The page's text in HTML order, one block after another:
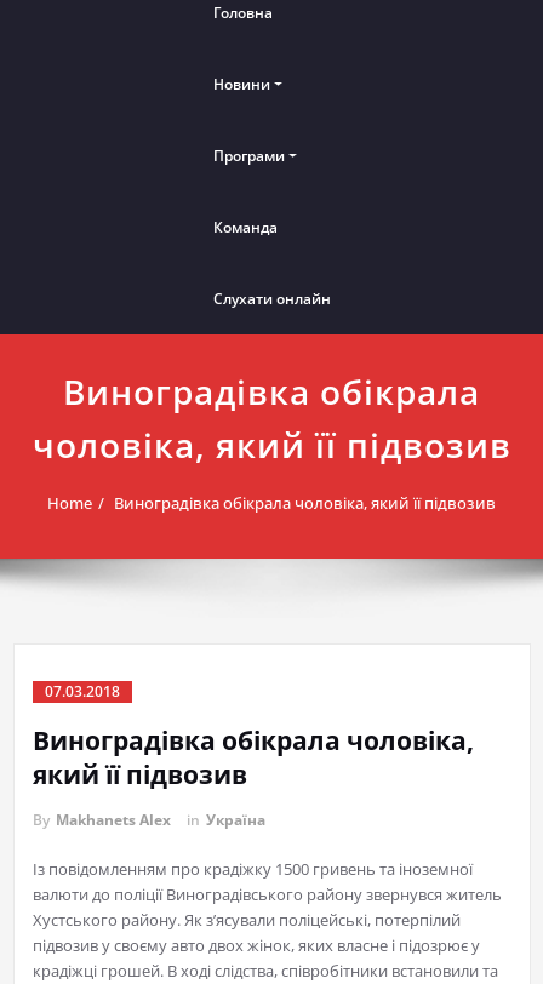
Головна
Новини
Програми
Команда
Слухати онлайн
Виноградівка обікрала
чоловіка, який її підвозив
Home Виноградівка обікрала чоловіка, який її підвозив
07.03.2018
Виноградівка обікрала чоловіка,
який її підвозив
By Makhanets Alex in Україна
Із повідомленням про крадіжку 1500 гривень та іноземної
валюти до поліції Виноградівського району звернувся житель
Хустського району. Як з’ясували поліцейські, потерпілий
підвозив у своєму авто двох жінок, яких власне і підозрює у
крадіжці грошей. В ході слідства, співробітники встановили та